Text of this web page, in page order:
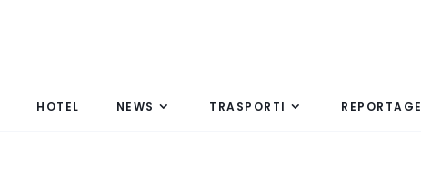
HOTEL NEWS TRASPORTI REPORTAGE